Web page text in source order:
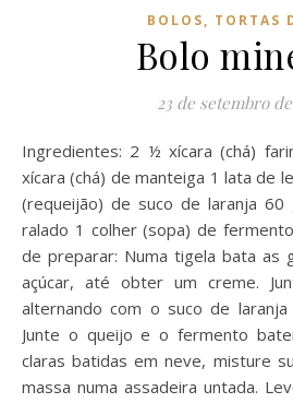
BOLOS, TORTAS
Bolo
23 de setembro
Ingredientes: 2 ½ xícara (chá) farinha de trigo 6 ovos 1
xícara (chá) de manteiga 1 lata de
(requeijão) de suco de laranja
ralado 1 colher (sopa) de
de preparar: Numa tigela bata as
açúcar, até obter um creme.
alternando com o suco de
Junte o queijo e o fermento
claras batidas em neve, misture
massa numa assadeira untada.